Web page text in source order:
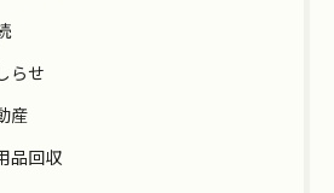
らせ
産
品回収